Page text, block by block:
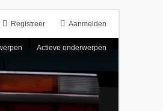
Aanmelden
Registreer
Actieve onderwerpen